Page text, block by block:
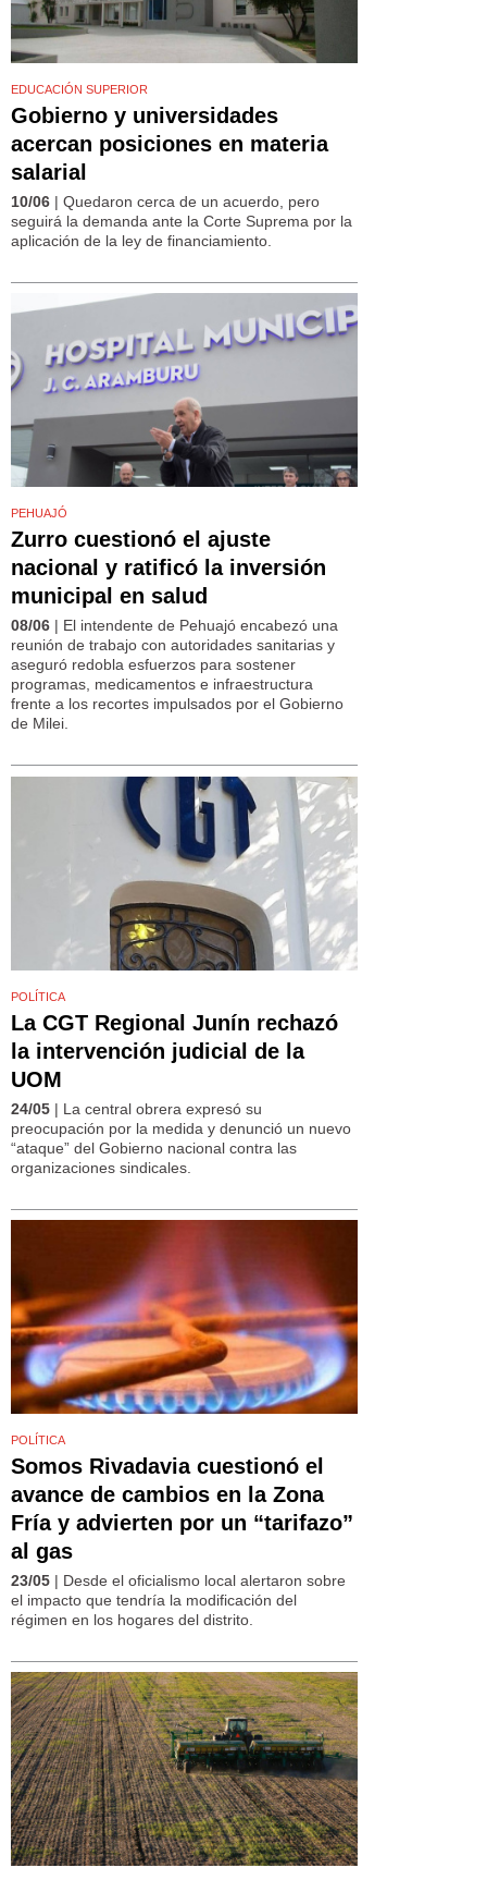
EDUCACIÓN SUPERIOR
Gobierno y universidades
acercan posiciones en materia
salarial
10/06 | Quedaron cerca de un acuerdo, pero
seguirá la demanda ante la Corte Suprema por la
aplicación de la ley de financiamiento.
PEHUAJÓ
Zurro cuestionó el ajuste
nacional y ratificó la inversión
municipal en salud
08/06 | El intendente de Pehuajó encabezó una
reunión de trabajo con autoridades sanitarias y
aseguró redobla esfuerzos para sostener
programas, medicamentos e infraestructura
frente a los recortes impulsados por el Gobierno
de Milei.
POLÍTICA
La CGT Regional Junín rechazó
la intervención judicial de la
UOM
24/05 | La central obrera expresó su
preocupación por la medida y denunció un nuevo
“ataque” del Gobierno nacional contra las
organizaciones sindicales.
POLÍTICA
Somos Rivadavia cuestionó el
avance de cambios en la Zona
Fría y advierten por un “tarifazo”
al gas
23/05 | Desde el oficialismo local alertaron sobre
el impacto que tendría la modificación del
régimen en los hogares del distrito.